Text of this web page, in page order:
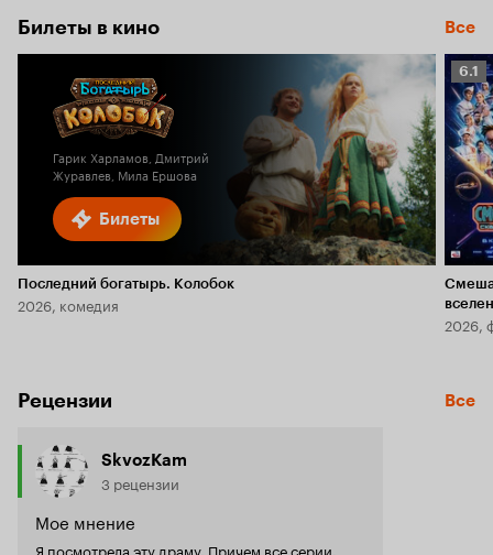
Билеты в кино Все
Билеты
Гарик Харламов, Дмитрий
Журавлев, Мила Ершова
Последний богатырь. Колобок
2026, комедия
6.1
6.1
2026,
Рецензии Все
SkvozKam
3 рецензии
Мое мнение
Я посмотрела эту драму. Причем все серии.